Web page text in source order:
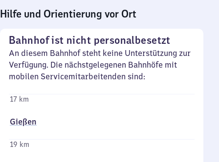
Hilfe und Orientierung vor Ort
Bahnhof ist nicht personalbesetzt
An diesem Bahnhof steht keine Unterstützung zur
Verfügung. Die nächstgelegenen Bahnhöfe mit
mobilen Servicemitarbeitenden sind:
17 km
Gießen
19 km